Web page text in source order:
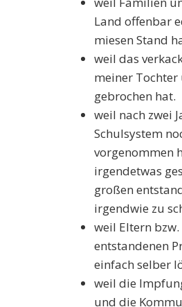
Land offenbar
miesen Stand
weil das
meiner
gebrochen hat.
weil nach zwei
Schulsystem
vorgenommen
irgendetwas
großen
irgendwie zu
weil Eltern
entstandenen
einfach selber
weil die
und die